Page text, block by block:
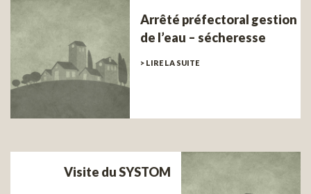
Arrêté préfectoral gestion
de l’eau – sécheresse
> LIRE LA SUITE
Visite du SYSTOM